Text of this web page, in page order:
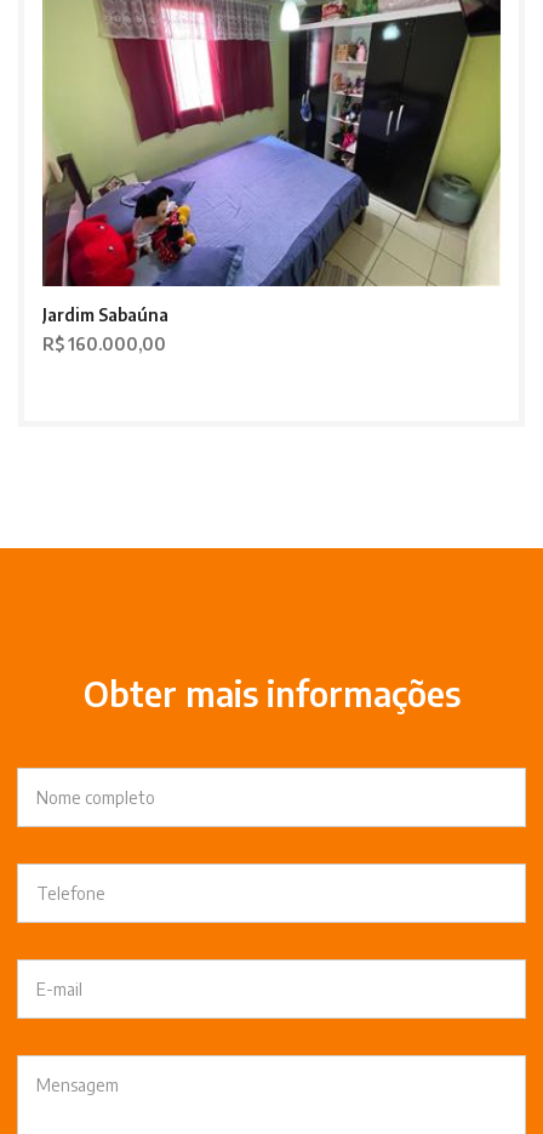
Jardim Sabaúna
R$ 160.000,00
Obter mais informações